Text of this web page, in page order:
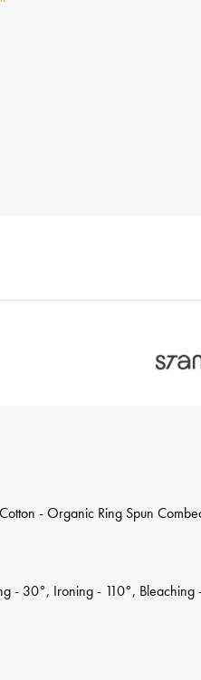
- Organic Ring Spun
- 30°, Ironing - 110°,